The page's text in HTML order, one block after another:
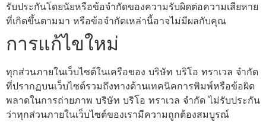
รับประกันโดยนัยหรือข้อจำกัดของความรับผิดต่อความเสียหาย
ที่เกิดขึ้นตามมา หรือข้อจำกัดเหล่านี้อาจไม่มีผลกับคุณ
การแก้ไขใหม่
ทุกส่วนภายในเว็บไซต์ในเครือของ บริษัท บริโอ ทราเวล จำกัด
ที่ปรากฏบนเว็บไซต์รวมถึงทางด้านเทคนิคการพิมพ์หรือข้อผิด
พลาดในการถ่ายภาพ บริษัท บริโอ ทราเวล จำกัด ไม่รับประกัน
ว่าทุกส่วนภายในเว็บไซต์ของเรามีความถูกต้องสมบูรณ์